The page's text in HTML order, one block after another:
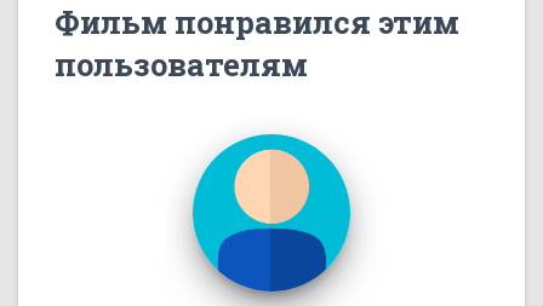
Фильм понравился этим
пользователям